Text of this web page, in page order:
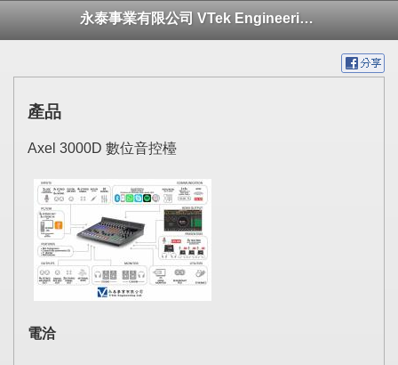
永泰事業有限公司 VTek Engineering Ltd.
產品
Axel 3000D 數位音控檯
電洽